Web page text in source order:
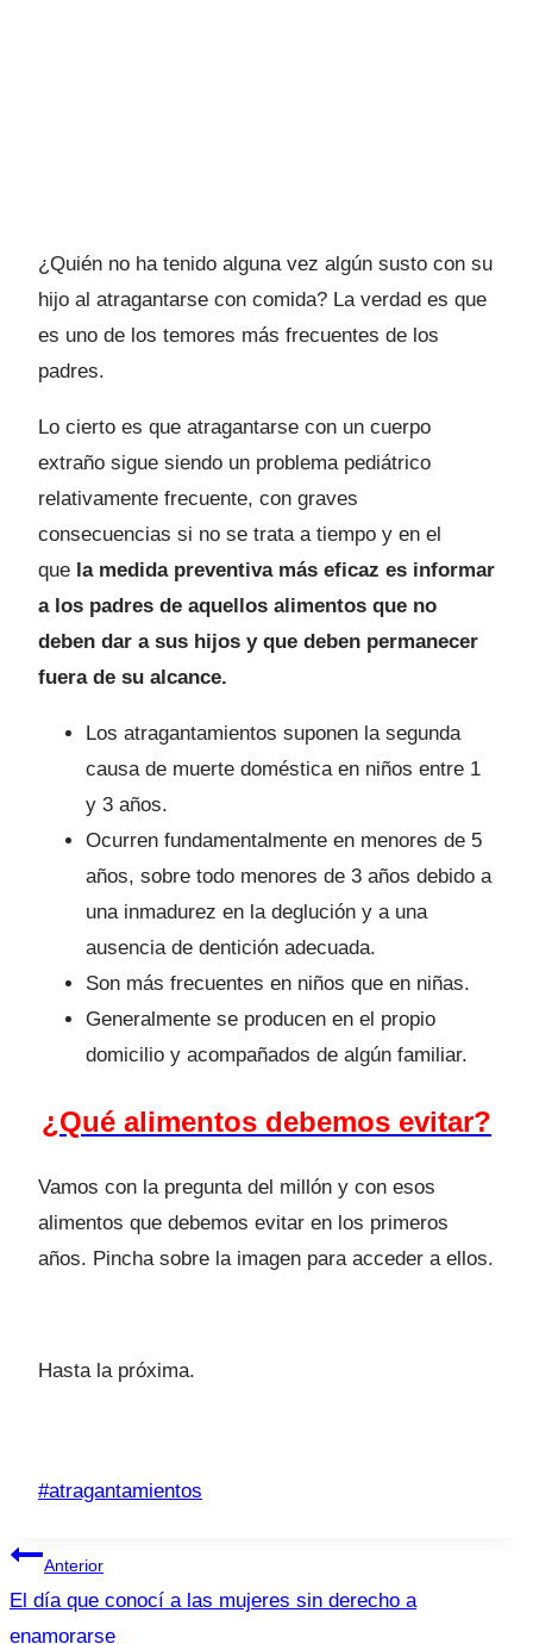
¿Quién no ha tenido alguna vez algún susto con su
hijo al atragantarse con comida? La verdad es que
es uno de los temores más frecuentes de los
padres.
Lo cierto es que atragantarse con un cuerpo
extraño sigue siendo un problema pediátrico
relativamente frecuente, con graves
consecuencias si no se trata a tiempo y en el
que la medida preventiva más eficaz es informar
a los padres de aquellos alimentos que no
deben dar a sus hijos y que deben permanecer
fuera de su alcance.
Los atragantamientos suponen la segunda
causa de muerte doméstica en niños entre 1
y 3 años.
Ocurren fundamentalmente en menores de 5
años, sobre todo menores de 3 años debido a
una inmadurez en la deglución y a una
ausencia de dentición adecuada.
Son más frecuentes en niños que en niñas.
Generalmente se producen en el propio
domicilio y acompañados de algún familiar.
¿Qué alimentos debemos evitar?
Vamos con la pregunta del millón y con esos
alimentos que debemos evitar en los primeros
años. Pincha sobre la imagen para acceder a ellos.
Hasta la próxima.
Etiquetas
la
entrada:
#atragantamientos
Navegación
de
Anterior
El día que conocí a las mujeres sin derecho a
enamorarse